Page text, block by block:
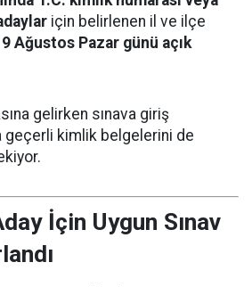
için belirlenen il ve ilçe
9 Ağustos Pazar günü açık
gelirken sınava giriş
geçerli kimlik belgelerini de
İçin Uygun Sınav